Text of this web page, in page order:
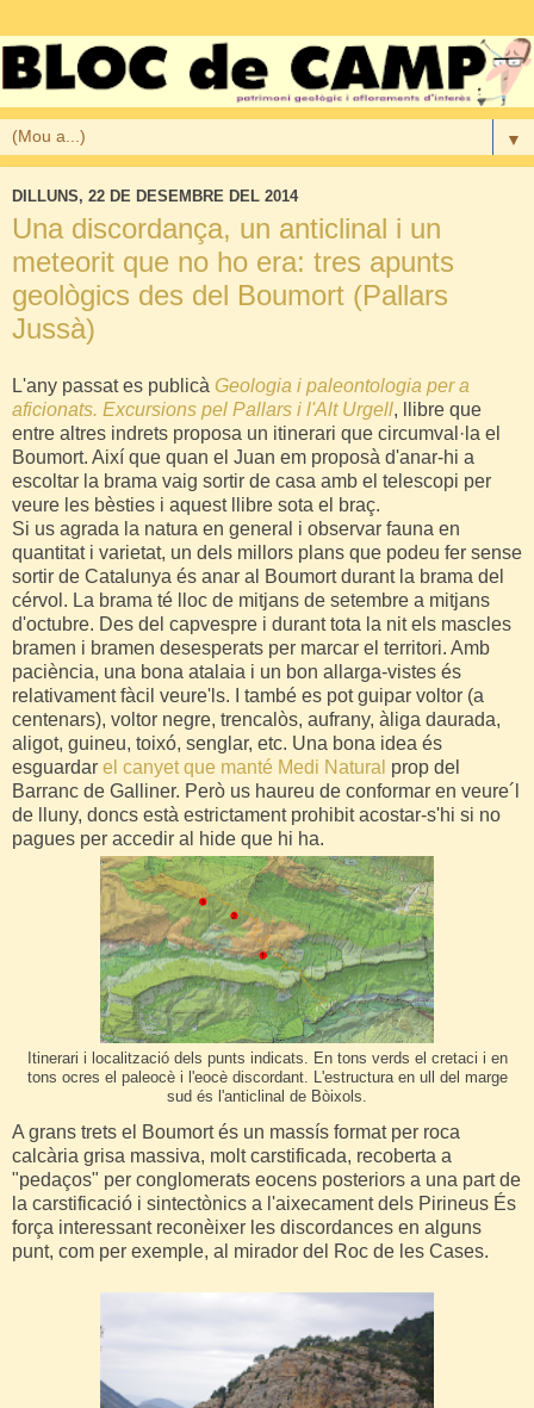
▼
DILLUNS, 22 DE DESEMBRE DEL 2014
Una discordança, un anticlinal i un
meteorit que no ho era: tres apunts
geològics des del Boumort (Pallars
Jussà)
L'any passat es publicà Geologia i paleontologia per a
aficionats. Excursions pel Pallars i l'Alt Urgell, llibre que
entre altres indrets proposa un itinerari que circumval·la el
Boumort. Així que quan el Juan em proposà d'anar-hi a
escoltar la brama vaig sortir de casa amb el telescopi per
veure les bèsties i aquest llibre sota el braç.
Si us agrada la natura en general i observar fauna en
quantitat i varietat, un dels millors plans que podeu fer sense
sortir de Catalunya és anar al Boumort durant la brama del
cérvol. La brama té lloc de mitjans de setembre a mitjans
d'octubre. Des del capvespre i durant tota la nit els mascles
bramen i bramen desesperats per marcar el territori. Amb
paciència, una bona atalaia i un bon allarga-vistes és
relativament fàcil veure'ls. I també es pot guipar voltor (a
centenars), voltor negre, trencalòs, aufrany, àliga daurada,
aligot, guineu, toixó, senglar, etc. Una bona idea és
esguardar el canyet que manté Medi Natural prop del
Barranc de Galliner. Però us haureu de conformar en veure´l
de lluny, doncs està estrictament prohibit acostar-s'hi si no
pagues per accedir al hide que hi ha.
Itinerari i localització dels punts indicats. En tons verds el cretaci i en
tons ocres el paleocè i l'eocè discordant. L'estructura en ull del marge
sud és l'anticlinal de Bòixols.
A grans trets el Boumort és un massís format per roca
calcària grisa massiva, molt carstificada, recoberta a
"pedaços" per conglomerats eocens posteriors a una part de
la carstificació i sintectònics a l'aixecament dels Pirineus És
força interessant reconèixer les discordances en alguns
punt, com per exemple, al mirador del Roc de les Cases.